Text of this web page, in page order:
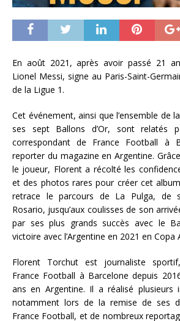
En août 2021, après avoir passé 21
Lionel Messi, signe au Paris-Saint-
de la Ligue 1.
Cet événement, ainsi que l’ensemble de
ses sept Ballons d’Or, sont relatés
correspondant de France Football à
reporter du magazine en Argentine.
le joueur, Florent a récolté les
et des photos rares pour créer cet
retrace le parcours de La Pulga, de
Rosario, jusqu’aux coulisses de son
par ses plus grands succès avec le
victoire avec l’Argentine en 2021 en Copa
Florent Torchut est journaliste
France Football à Barcelone depuis
ans en Argentine. Il a réalisé plusieurs
notamment lors de la remise de ses
France Football, et de nombreux